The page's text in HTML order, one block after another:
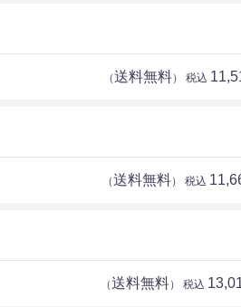
（送料無料） 税込
（送料無料） 税込
（送料無料） 税込